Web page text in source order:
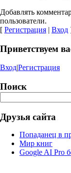
Добавлять
пользователи.
[ Регистрация | Вход
Приветствуем
Вход|Регистрация
Поиск
Друзья сайта
Попаданец в
Мир книг
Google AI Pro